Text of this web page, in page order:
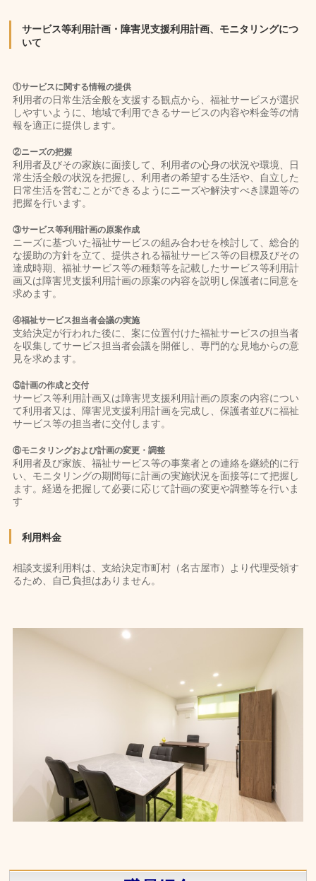
サービス等利用計画・障害児支援利用計画、モニタリングにつ
いて
①サービスに関する情報の提供
利用者の日常生活全般を支援する観点から、福祉サービスが選択
しやすいように、地域で利用できるサービスの内容や料金等の情
報を適正に提供します。
②ニーズの把握
利用者及びその家族に面接して、利用者の心身の状況や環境、日
常生活全般の状況を把握し、利用者の希望する生活や、自立した
日常生活を営むことができるようにニーズや解決すべき課題等の
把握を行います。
③サービス等利用計画の原案作成
ニーズに基づいた福祉サービスの組み合わせを検討して、総合的
な援助の方針を立て、提供される福祉サービス等の目標及びその
達成時期、福祉サービス等の種類等を記載したサービス等利用計
画又は障害児支援利用計画の原案の内容を説明し保護者に同意を
求めます。
④福祉サービス担当者会議の実施
支給決定が行われた後に、案に位置付けた福祉サービスの担当者
を収集してサービス担当者会議を開催し、専門的な見地からの意
見を求めます。
⑤計画の作成と交付
サービス等利用計画又は障害児支援利用計画の原案の内容につい
て利用者又は、障害児支援利用計画を完成し、保護者並びに福祉
サービス等の担当者に交付します。
⑥モニタリングおよび計画の変更・調整
利用者及び家族、福祉サービス等の事業者との連絡を継続的に行
い、モニタリングの期間毎に計画の実施状況を面接等にて把握し
ます。経過を把握して必要に応じて計画の変更や調整等を行いま
す
利用料金
相談支援利用料は、支給決定市町村（名古屋市）より代理受領す
るため、自己負担はありません。